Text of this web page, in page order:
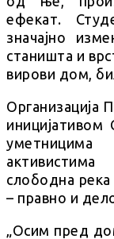
ефекат.
значајно
станишта и
вирови дом,
Организација
иницијативом
слободна
– правно и
„Осим пред